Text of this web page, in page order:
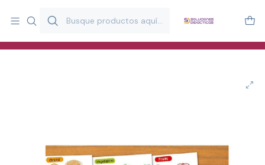
y estimulación infantil en Chile.
Especialistas en recursos educativos para aulas, terapeutas y